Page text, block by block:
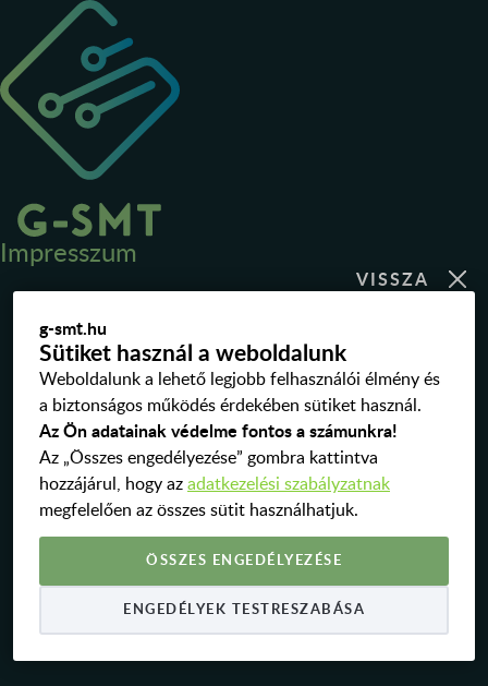
g-smt.hu
Sütiket használ a weboldalunk
Weboldalunk a lehető legjobb felhasználói élmény és
a biztonságos működés érdekében sütiket használ.
Az Ön adatainak védelme fontos a számunkra!
Az „Összes engedélyezése” gombra kattintva
hozzájárul, hogy az adatkezelési szabályzatnak
megfelelően az összes sütit használhatjuk.
ÖSSZES ENGEDÉLYEZÉSE
ENGEDÉLYEK TESTRESZABÁSA
Impresszum
A honlapot üzemelteti:
G-SMT Hungary Kft.
Telephely:
6300 Kalocsa,Miskei út 23.
Telephely telefon:
+36 70 348 0619
Cégjegyzékszám:
20-09-074008
24816184-2-20